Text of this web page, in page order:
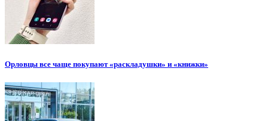
Орловцы все чаще покупают «раскладушки» и «книжки»